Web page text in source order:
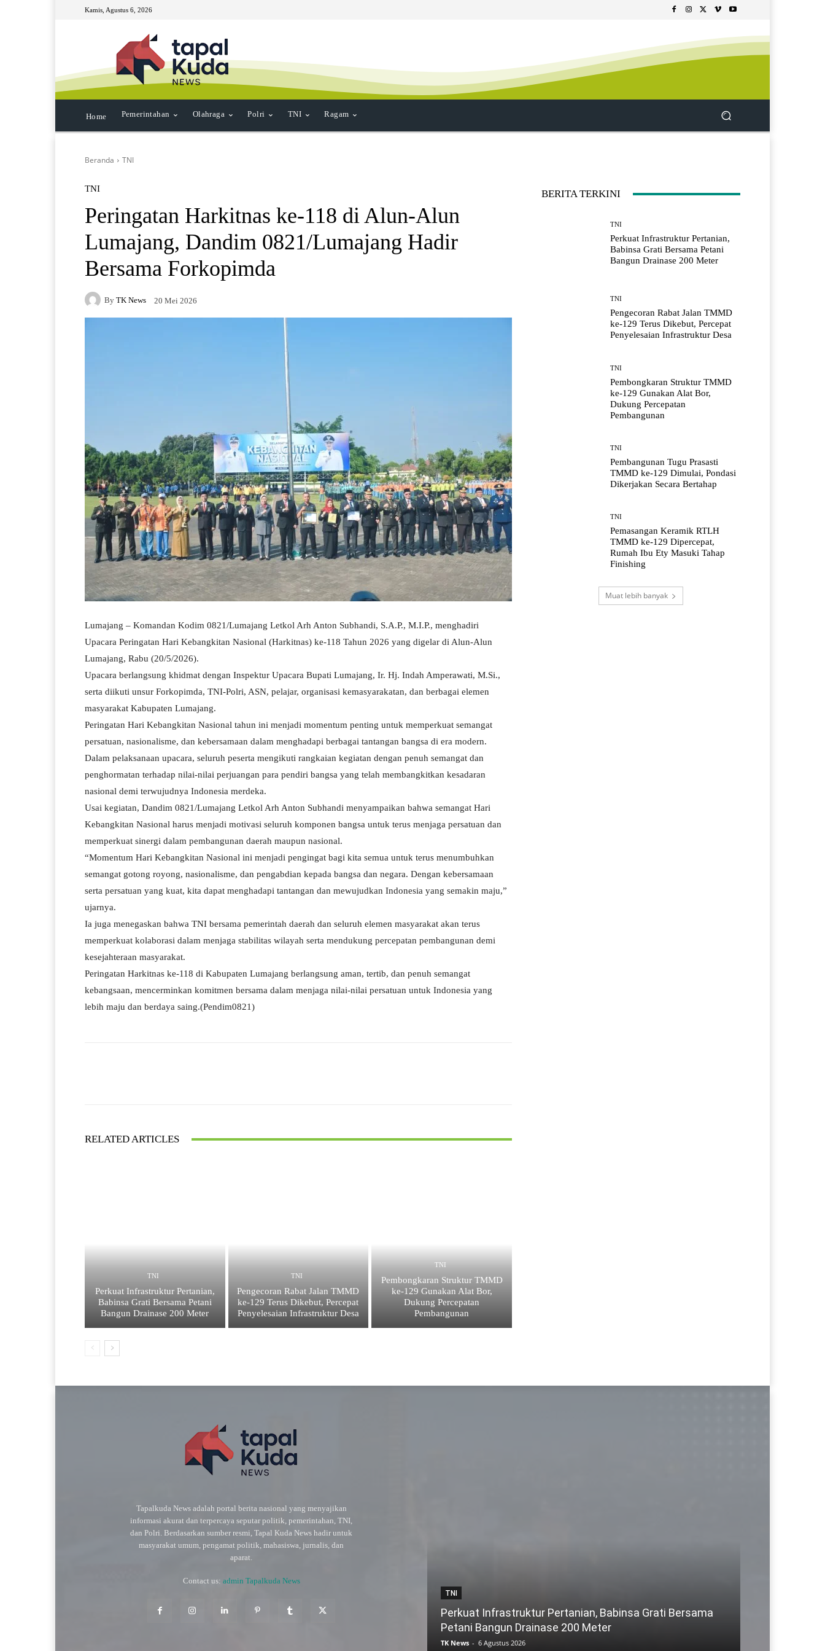
Kamis, Agustus 6, 2026
Home Pemerintahan Olahraga Polri TNI Ragam
Beranda TNI
TNI
Peringatan Harkitnas ke-118 di Alun-Alun
Lumajang, Dandim 0821/Lumajang Hadir
Bersama Forkopimda
By TK News 20 Mei 2026
Lumajang – Komandan Kodim 0821/Lumajang Letkol Arh Anton Subhandi, S.A.P., M.I.P., menghadiri
Upacara Peringatan Hari Kebangkitan Nasional (Harkitnas) ke-118 Tahun 2026 yang digelar di Alun-Alun
Lumajang, Rabu (20/5/2026).
Upacara berlangsung khidmat dengan Inspektur Upacara Bupati Lumajang, Ir. Hj. Indah Amperawati, M.Si.,
serta diikuti unsur Forkopimda, TNI-Polri, ASN, pelajar, organisasi kemasyarakatan, dan berbagai elemen
masyarakat Kabupaten Lumajang.
Peringatan Hari Kebangkitan Nasional tahun ini menjadi momentum penting untuk memperkuat semangat
persatuan, nasionalisme, dan kebersamaan dalam menghadapi berbagai tantangan bangsa di era modern.
Dalam pelaksanaan upacara, seluruh peserta mengikuti rangkaian kegiatan dengan penuh semangat dan
penghormatan terhadap nilai-nilai perjuangan para pendiri bangsa yang telah membangkitkan kesadaran
nasional demi terwujudnya Indonesia merdeka.
Usai kegiatan, Dandim 0821/Lumajang Letkol Arh Anton Subhandi menyampaikan bahwa semangat Hari
Kebangkitan Nasional harus menjadi motivasi seluruh komponen bangsa untuk terus menjaga persatuan dan
memperkuat sinergi dalam pembangunan daerah maupun nasional.
“Momentum Hari Kebangkitan Nasional ini menjadi pengingat bagi kita semua untuk terus menumbuhkan
semangat gotong royong, nasionalisme, dan pengabdian kepada bangsa dan negara. Dengan kebersamaan
serta persatuan yang kuat, kita dapat menghadapi tantangan dan mewujudkan Indonesia yang semakin maju,”
ujarnya.
Ia juga menegaskan bahwa TNI bersama pemerintah daerah dan seluruh elemen masyarakat akan terus
memperkuat kolaborasi dalam menjaga stabilitas wilayah serta mendukung percepatan pembangunan demi
kesejahteraan masyarakat.
Peringatan Harkitnas ke-118 di Kabupaten Lumajang berlangsung aman, tertib, dan penuh semangat
kebangsaan, mencerminkan komitmen bersama dalam menjaga nilai-nilai persatuan untuk Indonesia yang
lebih maju dan berdaya saing.(Pendim0821)
RELATED ARTICLES
TNI
Perkuat Infrastruktur Pertanian,
Babinsa Grati Bersama Petani
Bangun Drainase 200 Meter
TNI
Pengecoran Rabat Jalan TMMD
ke-129 Terus Dikebut, Percepat
Penyelesaian Infrastruktur Desa
TNI
Pembongkaran Struktur TMMD
ke-129 Gunakan Alat Bor,
Dukung Percepatan
Pembangunan
BERITA TERKINI
TNI
Perkuat Infrastruktur Pertanian,
Babinsa Grati Bersama Petani
Bangun Drainase 200 Meter
TNI
Pengecoran Rabat Jalan TMMD
ke-129 Terus Dikebut, Percepat
Penyelesaian Infrastruktur Desa
TNI
Pembongkaran Struktur TMMD
ke-129 Gunakan Alat Bor,
Dukung Percepatan
Pembangunan
TNI
Pembangunan Tugu Prasasti
TMMD ke-129 Dimulai, Pondasi
Dikerjakan Secara Bertahap
TNI
Pemasangan Keramik RTLH
TMMD ke-129 Dipercepat,
Rumah Ibu Ety Masuki Tahap
Finishing
Muat lebih banyak
Tapalkuda News adalah portal berita nasional yang menyajikan
informasi akurat dan terpercaya seputar politik, pemerintahan, TNI,
dan Polri. Berdasarkan sumber resmi, Tapal Kuda News hadir untuk
masyarakat umum, pengamat politik, mahasiswa, jurnalis, dan
aparat.
Contact us: admin Tapalkuda News
TNI
Perkuat Infrastruktur Pertanian, Babinsa Grati Bersama
Petani Bangun Drainase 200 Meter
TK News - 6 Agustus 2026